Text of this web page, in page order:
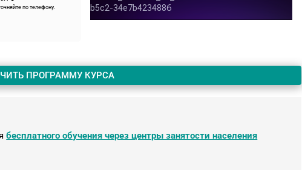
по телефону.
ПРОГРАММУ КУРСА
бесплатного обучения через центры занятости населения